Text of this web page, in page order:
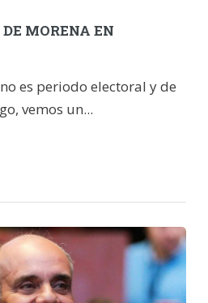
MORENA EN
es periodo electoral y de
vemos un...